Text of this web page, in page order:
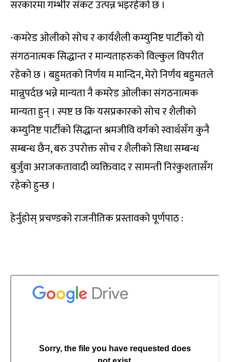
सरकारमा गम्भीर संकट उत्पन्न भइरहेको छ ।
-कमरेड ओलीको सोच र कार्यशैली कम्युनिष्ट पार्टीको यो
संगठनात्मक सिद्धान्त र मान्यताहरुको विल्कुल विपरीत
रहेको छ । बहुमतको निर्णय म मान्दिन, मेरो निर्णय बहुमतले
मान्नुपर्दछ भन्ने मान्यता नै कमरेड ओलीका संगठनात्मक
मान्यता हुन् । स्पष्ट छ कि यसप्रकारको सोच र शैलीको
कम्युनिष्ट पार्टीको सिद्धान्त श्रमजीवि वर्गको स्वार्थसँग कुनै
सम्बन्ध छैन, बरु उपरोक्त सोच र शैलीको सिधा सम्बन्ध
बुर्जुवा अराजकतावादी व्यक्तिवाद र सामन्ती निरंकुशतासँग
रहेको हुन्छ ।
हेर्नुहोस् प्रचण्डको राजनीतिक प्रस्तावको पूर्णपाठ :